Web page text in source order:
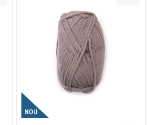
NOU